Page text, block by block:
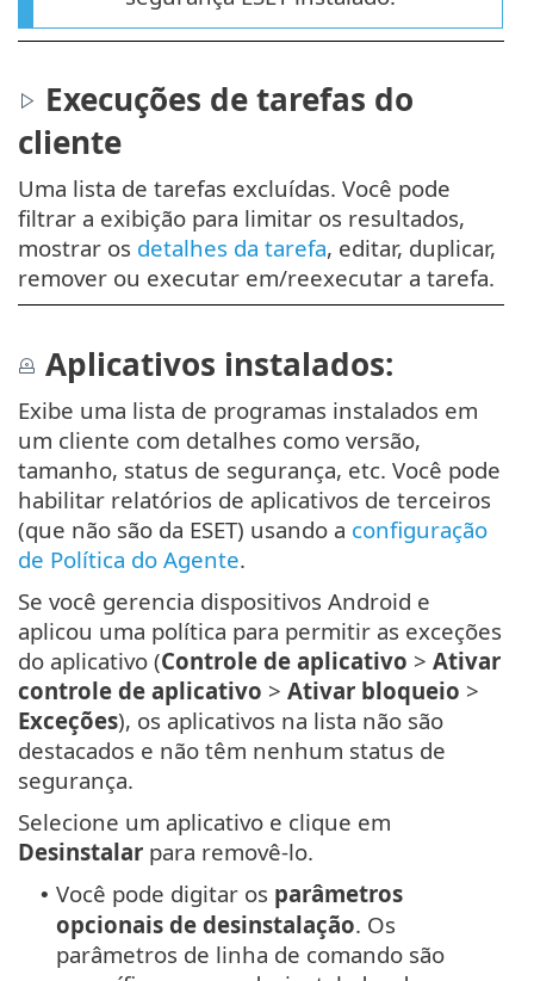
Execuções de tarefas do
cliente
Uma lista de tarefas excluídas. Você pode
filtrar a exibição para limitar os resultados,
mostrar os detalhes da tarefa, editar, duplicar,
remover ou executar em/reexecutar a tarefa.
Aplicativos instalados:
Exibe uma lista de programas instalados em
um cliente com detalhes como versão,
tamanho, status de segurança, etc. Você pode
habilitar relatórios de aplicativos de terceiros
(que não são da ESET) usando a configuração
de Política do Agente.
Se você gerencia dispositivos Android e
aplicou uma política para permitir as exceções
do aplicativo (Controle de aplicativo > Ativar
controle de aplicativo > Ativar bloqueio >
Exceções), os aplicativos na lista não são
destacados e não têm nenhum status de
segurança.
Selecione um aplicativo e clique em
Desinstalar para removê-lo.
• Você pode digitar os parâmetros
opcionais de desinstalação. Os
parâmetros de linha de comando são